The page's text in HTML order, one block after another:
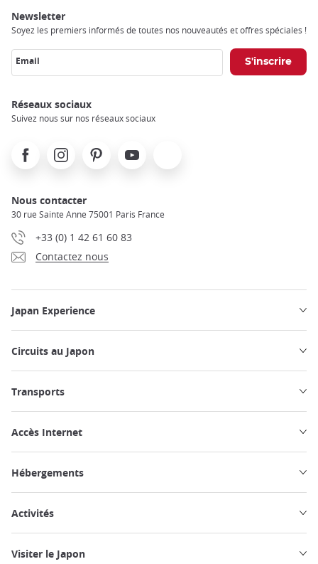
Newsletter
Soyez les premiers informés de toutes nos nouveautés et offres spéciales !
Email
Réseaux sociaux
Suivez nous sur nos réseaux sociaux
FacebookInstagramPinterest Youtube
Nous contacter
30 rue Sainte Anne 75001 Paris France
+33 (0) 1 42 61 60 83
Contactez nous
Japan Experience
Circuits au Japon
Transports
Accès Internet
Hébergements
Activités
Visiter le Japon